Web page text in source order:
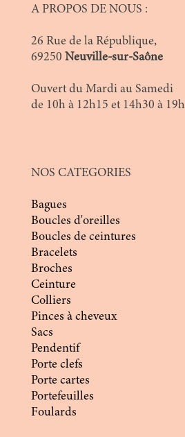
A PROPOS DE NOUS :
26 Rue de la République,
69250 Neuville-sur-Saône
Ouvert du Mardi au Samedi
de 10h à 12h15 et 14h30 à 19h
NOS CATEGORIES
Bagues
Boucles d'oreilles
Boucles de ceintures
Bracelets
Broches
Ceinture
Colliers
Pinces à cheveux
Sacs
Pendentif
Porte clefs
Porte cartes
Portefeuilles
Foulards